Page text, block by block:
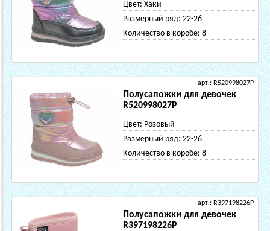
Цвет: Хаки
Размерный ряд: 22-26
Количество в коробе: 8
арт.: R520998027P
Полусапожки для девочек
R520998027P
Цвет: Розовый
Размерный ряд: 22-26
Количество в коробе: 8
арт.: R397198226P
Полусапожки для девочек
R397198226P